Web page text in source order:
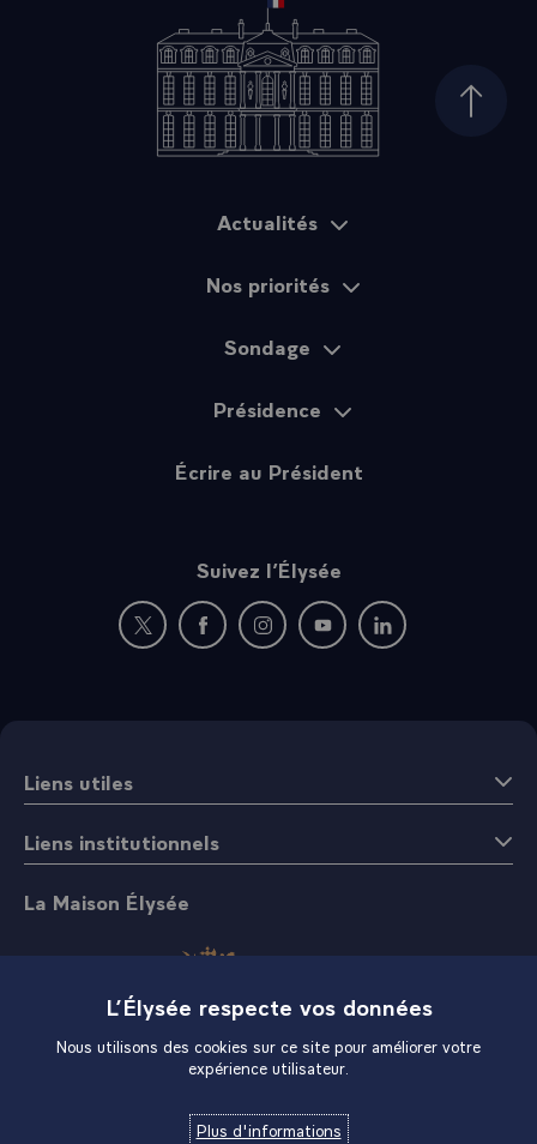
Haut
Actualités
Nos priorités
Sondage
Présidence
Écrire au Président
Suivez l’Élysée
Nouvelle fenêtre : rejoignez-nous sur Twitter
Nouvelle fenêtre : rejoignez-nous sur
Nouvelle fenêtre : rejoignez-nous
Nouvelle fenêtre :
Nouvelle fenêtre :
Liens utiles
Liens institutionnels
La Maison Élysée
L’Élysée respecte vos données
Nous utilisons des cookies sur ce site pour améliorer votre
expérience utilisateur.
Plus d'informations